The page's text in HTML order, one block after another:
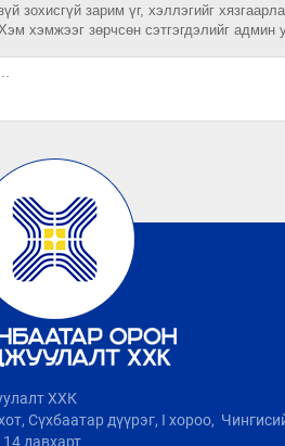
зохисгүй зарим үг, хэллэгийг
хэмжээг зөрчсөн сэтгэгдэлийг админ
ХХК
Сүхбаатар дүүрэг, I хороо,